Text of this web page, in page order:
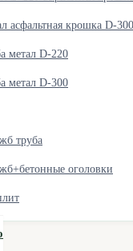
асфальтная крошка D-300
метал D-220
метал D-300
труба
оголовки